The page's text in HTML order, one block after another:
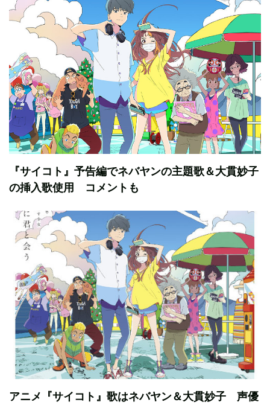
『サイコト』予告編でネバヤンの主題歌＆大貫妙子
の挿入歌使用 コメントも
アニメ『サイコト』歌はネバヤン＆大貫妙子 声優